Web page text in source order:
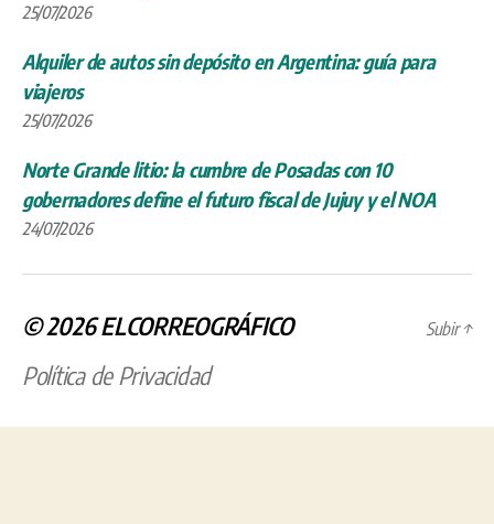
25/07/2026
Alquiler de autos sin depósito en Argentina: guía para
viajeros
25/07/2026
Norte Grande litio: la cumbre de Posadas con 10
gobernadores define el futuro fiscal de Jujuy y el NOA
24/07/2026
© 2026ELCORREOGRÁFICO
Política de Privacidad
Subir↑